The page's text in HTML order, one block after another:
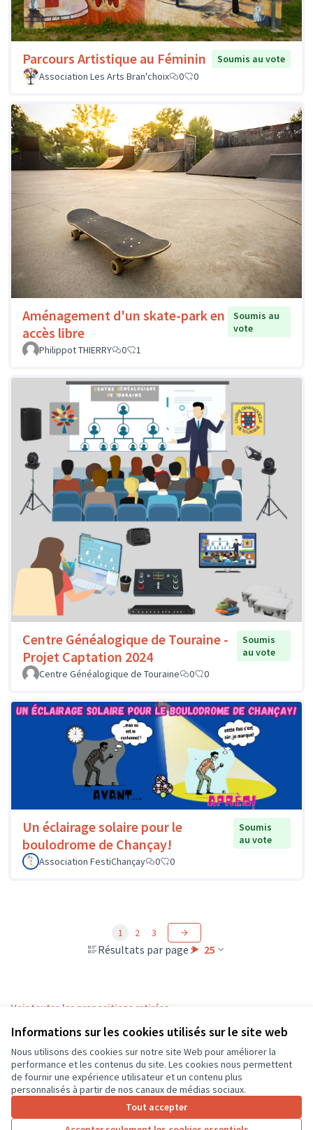
Informations sur les cookies utilisés sur le site web
Nous utilisons des cookies sur notre site Web pour améliorer la
performance et les contenus du site. Les cookies nous permettent
de fournir une expérience utilisateur et un contenu plus
personnalisés à partir de nos canaux de médias sociaux.
Tout accepter
Parcours Artistique au Féminin
Soumis au vote
Association Les Arts Bran'choix
0 0
Aménagement d'un skate-park en
accès libre
Soumis au
vote
Philippot THIERRY
0 1
Centre Généalogique de Touraine -
Projet Captation 2024
Soumis
au vote
Centre Généalogique de Touraine
0 0
Un éclairage solaire pour le
boulodrome de Chançay!
Soumis
au vote
Association FestiChançay
0 0
Résultats par page : 25
1 2 3
Voir toutes les propositions retirées
Conditions d'utilisation
Paramètres des cookies
CD37 sur X
(Lien externe)
CD37 sur Facebook
CD37 sur Instagram
CD37 sur YouTube
(Lien externe)